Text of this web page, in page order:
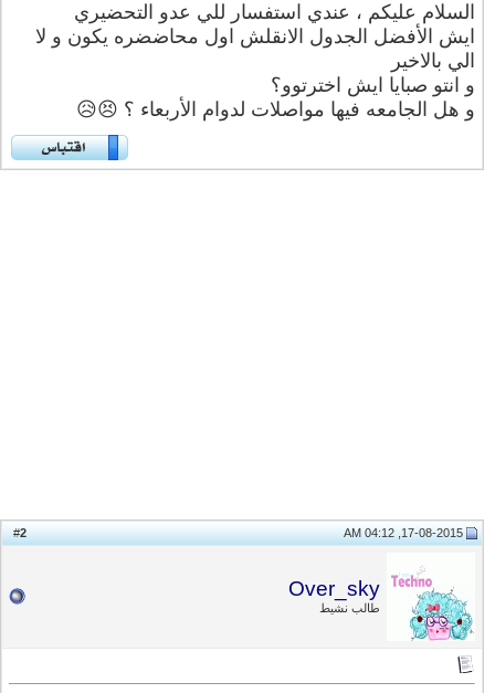
السلام عليكم ، عندي استفسار للي عدو التحضيري
ايش الأفضل الجدول الانقلش اول محاضضره يكون و لا
الي بالاخير
و انتو صبايا ايش اخترتوو؟
و هل الجامعه فيها مواصلات لدوام الأربعاء ؟ 😣😥
17-08-2015, 04:12 AM
Over_sky
طالب نشيط